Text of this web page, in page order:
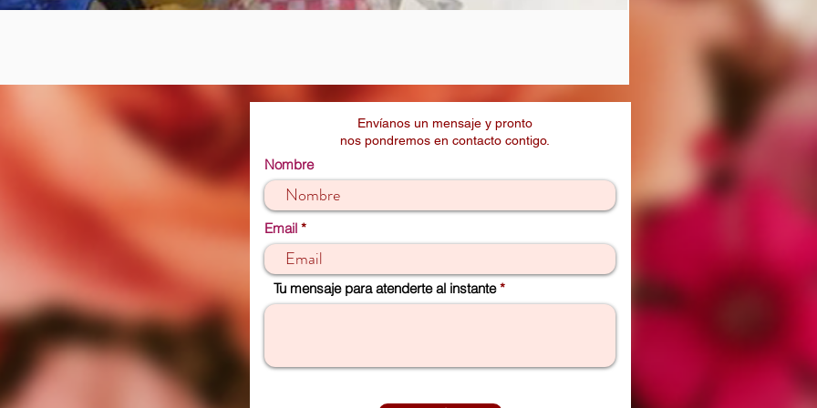
Desayuno Sorpresa Con frutas
Envíanos un mensaje y pronto
nos pondremos en contacto contigo.
Nombre
Email
Tu mensaje para atenderte al instante